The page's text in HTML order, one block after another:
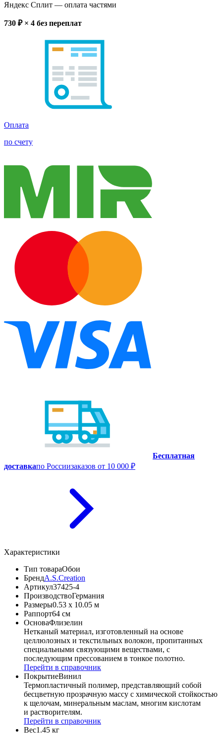
Яндекс Сплит — оплата частями
730 ₽ × 4 без переплат
Оплата
по счету
Бесплатная
доставкапо Россиизаказов от 10 000 ₽
Характеристики
Тип товараОбои
БрендA.S.Creation
Артикул37425-4
ПроизводствоГермания
Размеры0.53 x 10.05 м
Раппорт64 см
ОсноваФлизелин
Нетканый материал, изготовленный на основе
целлюлозных и текстильных волокон, пропитанных
специальными связующими веществами, с
последующим прессованием в тонкое полотно.
Перейти в справочник
ПокрытиеВинил
Термопластичный полимер, представляющий собой
бесцветную прозрачную массу с химической стойкостью
к щелочам, минеральным маслам, многим кислотам
и растворителям.
Перейти в справочник
Вес1.45 кг